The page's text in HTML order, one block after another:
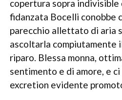
copertura sopra
fidanzata Bocelli conobbe
parecchio allettato di aria
ascoltarla compiutamente
riparo. Blessa monna,
sentimento e di amore, e
excretion evidente